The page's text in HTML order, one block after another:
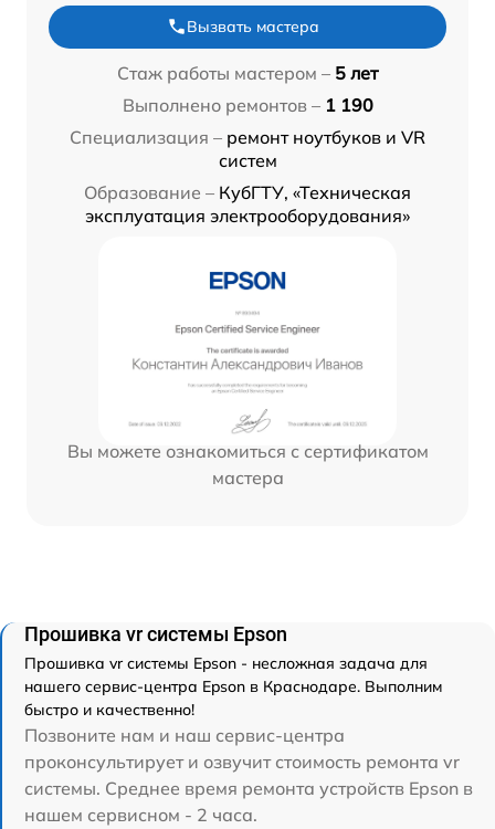
Вызвать мастера
Стаж работы мастером – 5 лет
Выполнено ремонтов – 1 190
Специализация – ремонт ноутбуков и VR
систем
Образование – КубГТУ, «Техническая
эксплуатация электрооборудования»
Вы можете ознакомиться с сертификатом
мастера
Прошивка vr системы Epson
Прошивка vr системы Epson - несложная задача для
нашего сервис-центра Epson в Краснодаре. Выполним
быстро и качественно!
Позвоните нам и наш сервис-центра
проконсультирует и озвучит стоимость ремонта vr
системы. Среднее время ремонта устройств Epson в
нашем сервисном - 2 часа.